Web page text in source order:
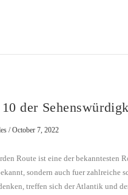
der
/ October 7, 2022
Route ist eine der bekanntesten
sondern auch fuer zahlreiche
treffen sich der Atlantik und